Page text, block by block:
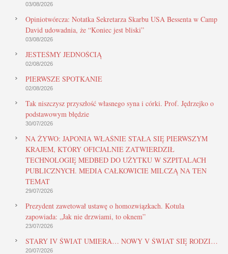
03/08/2026
Opiniotwórcza: Notatka Sekretarza Skarbu USA Bessenta w Camp
David udowadnia, że “Koniec jest bliski”
03/08/2026
JESTEŚMY JEDNOŚCIĄ
02/08/2026
PIERWSZE SPOTKANIE
02/08/2026
Tak niszczysz przyszłość własnego syna i córki. Prof. Jędrzejko o
podstawowym błędzie
30/07/2026
NA ŻYWO: JAPONIA WŁAŚNIE STAŁA SIĘ PIERWSZYM
KRAJEM, KTÓRY OFICJALNIE ZATWIERDZIŁ
TECHNOLOGIĘ MEDBED DO UŻYTKU W SZPITALACH
PUBLICZNYCH. MEDIA CAŁKOWICIE MILCZĄ NA TEN
TEMAT
29/07/2026
Prezydent zawetował ustawę o homozwiązkach. Kotula
zapowiada: „Jak nie drzwiami, to oknem”
23/07/2026
STARY IV ŚWIAT UMIERA… NOWY V ŚWIAT SIĘ RODZI…
20/07/2026